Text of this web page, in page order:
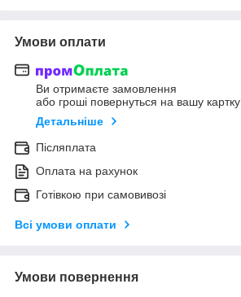
Умови оплати
Ви отримаєте замовлення
або гроші повернуться на вашу картку
Детальніше
Післяплата
Оплата на рахунок
Готівкою при самовивозі
Всі умови оплати
Умови повернення